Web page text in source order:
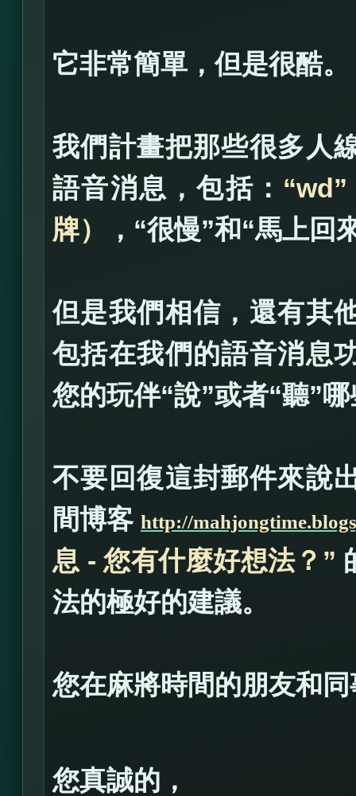
它非常簡單，但是很酷。
我們計畫把那些很多人
語音消息，包括：
牌）
，“很慢”和“馬上回
但是我們相信，還有其
包括在我們的語音消息
您的玩伴“說”或者“聽”
不要回復這封郵件來說
間博客 http://
息 - 您有什麼好想法？”
法的極好的建議。
您在麻將時間的朋友和
您真誠的，